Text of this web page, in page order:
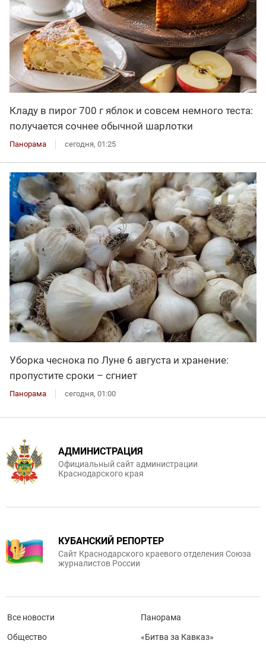
Кладу в пирог 700 г яблок и совсем немного теста:
получается сочнее обычной шарлотки
Панорама сегодня, 01:25
Уборка чеснока по Луне 6 августа и хранение:
пропустите сроки – сгниет
Панорама сегодня, 01:00
АДМИНИСТРАЦИЯ
Официальный сайт администрации
Краснодарского края
КУБАНСКИЙ РЕПОРТЕР
Сайт Краснодарского краевого отделения Союза
журналистов России
Все новости
Общество
Панорама
«Битва за Кавказ»